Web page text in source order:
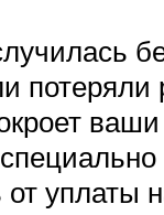
потеряли
от уплаты